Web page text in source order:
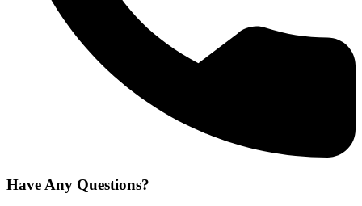
Have Any Questions?